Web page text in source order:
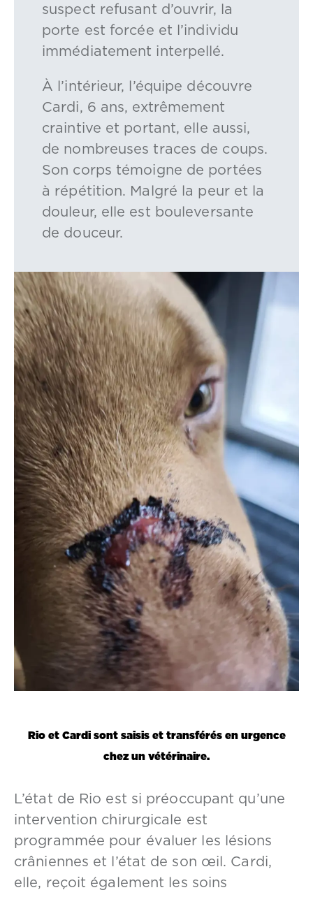
suspect refusant d’ouvrir, la
porte est forcée et l’individu
immédiatement interpellé.
À l’intérieur, l’équipe découvre
Cardi, 6 ans, extrêmement
craintive et portant, elle aussi,
de nombreuses traces de coups.
Son corps témoigne de portées
à répétition. Malgré la peur et la
douleur, elle est bouleversante
de douceur.
Rio et Cardi sont saisis et transférés en urgence
chez un vétérinaire.
L’état de Rio est si préoccupant qu’une
intervention chirurgicale est
programmée pour évaluer les lésions
crâniennes et l’état de son œil. Cardi,
elle, reçoit également les soins